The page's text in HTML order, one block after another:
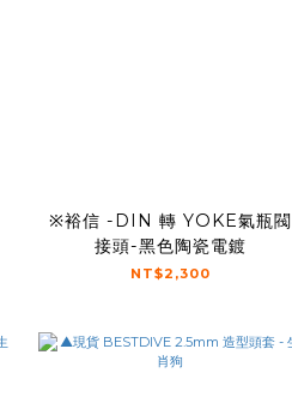
※裕信 -DIN 轉 YOKE氣瓶閥
接頭-黑色陶瓷電鍍
NT$2,300